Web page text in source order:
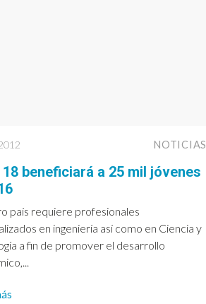
NOTICIAS
18 beneficiará a 25 mil jóvenes
país requiere profesionales
en ingeniería así como en Ciencia y
a fin de promover el desarrollo